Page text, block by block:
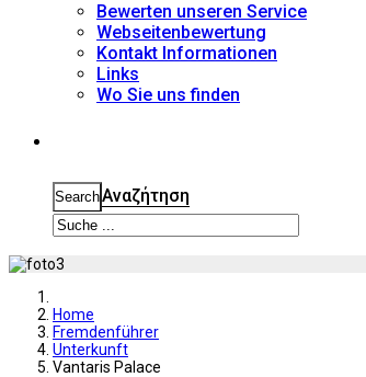
Bewerten unseren Service
Webseitenbewertung
Kontakt Informationen
Links
Wo Sie uns finden
SearchΑναζήτηση
Home
Fremdenführer
Unterkunft
Vantaris Palace